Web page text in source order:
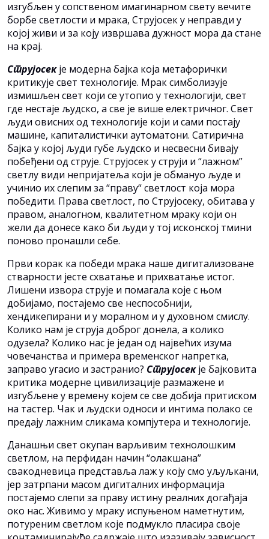
изгубљен у сопственом имагинарном свету вечите
борбе светлости и мрака, Струјосек у неправди у
којој живи и за коју извршава дужност мора да стане
на крај.
Струјосекје модерна бајка која метафорички
критикује свет технологије. Мрак симболизује
измишљен свет који се утопио у технологији, свет
где нестаје људско, а све је више електричног. Свет
људи овисних од технологије који и сами постају
машине, капиталистички аутоматони. Сатирична
бајка у којој људи губе људско и несвесни бивају
побеђени од струје. Струјосек у струји и “лажном”
светлу види непријатеља који је обмануо људе и
учинио их слепим за “праву“ светлост која мора
победити. Права светлост, по Струјосеку, обитава у
правом, аналогном, квалитетном мраку који он
жели да донесе како би људи у тој исконској тмини
поново пронашли себе.
Први корак ка победи мрака наше дигитализоване
стварности јесте схватање и прихватање истог.
Лишени извора струје и помагала које с њом
добијамо, постајемо све неспособнији,
хендикепирани и у моралном и у духовном смислу.
Колико нам је струја доброг донела, а колико
одузела? Колико нас је један од највећих изума
човечанства и примера временског напретка,
заправо угасио и застранио? Струјосекје бајковита
критика модерне цивилизације размажене и
изгубљене у времену којем се све добија притиском
на тастер. Чак и људски односи и интима полако се
предају лажним сликама компјутера и технологије.
Данашњи свет окупан варљивим технолошким
светлом, на перфидан начин “олакшана”
свакодневица представља лаж у коју смо уљуљкани,
јер затрпани масом дигиталних информација
постајемо слепи за праву истину реалних догађаја
око нас. Живимо у мраку испуњеном наметнутим,
потуреним светлом које подмукло пласира своје